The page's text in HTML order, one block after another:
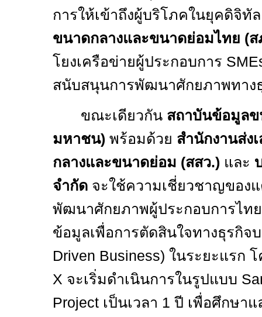
การให้เข้าถึงผู้บริโภคในยุคดิจิทั
ขนาดกลางและขนาดย่อมไทย (ส
โยงเครือข่ายผู้ประกอบการ
สนับสนุนการพัฒนาศักยภาพทาง
ขณะเดียวกัน สถาบันข้อมูล
มหาชน) พร้อมด้วย สำนักงานส่ง
กลางและขนาดย่อม (สสว.) และ
จำกัด จะใช้ความเชี่ยวชาญของ
พัฒนาศักยภาพผู้ประกอบการไทย
ข้อมูลเพื่อการตัดสินใจทางธุรกิ
Driven Business) ในระยะแรก
X จะเริ่มดำเนินการในรูปแบบ
Project เป็นเวลา 1 ปี เพื่อศึกษา